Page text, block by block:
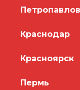
Краснодар
Красноярск
Пермь